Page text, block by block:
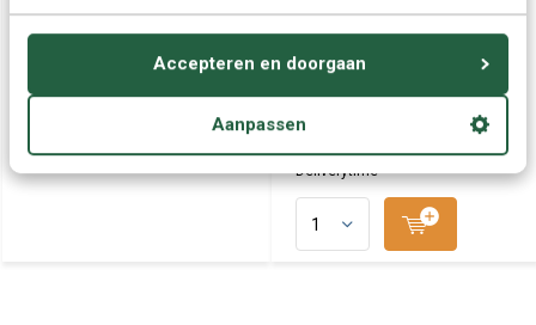
Accepteren en doorgaan
Aanpassen
Pack bevat alle accessoires om
Deliverytime
beschermhoes met afneembare
passen bi...
€ 14,95
Deliverytime